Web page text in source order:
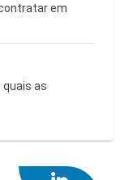
em
quais as